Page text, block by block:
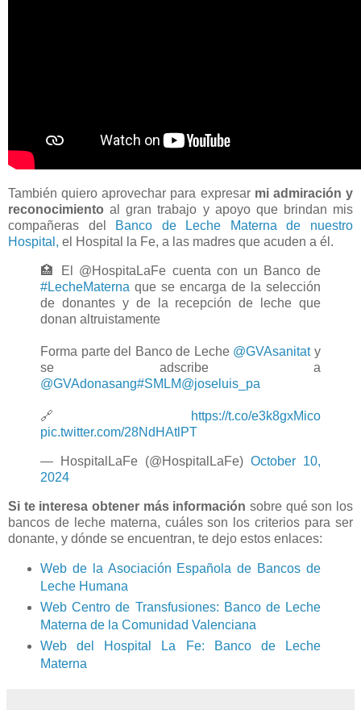
También quiero aprovechar para expresarmi admiración y
reconocimientoal gran trabajo y apoyo que brindan mis
compañeras del
Banco de Leche Materna de nuestro
Hospital, el Hospital la Fe, a las madres que acuden a él.
🏥 El @HospitaLaFe cuenta con un Banco de
#LecheMaterna que se encarga de la selección
de donantes y de la recepción de leche que
donan altruistamente
Forma parte del Banco de Leche @GVAsanitaty
se adscribe a
@GVAdonasang#SMLM@joseluis_pa
🔗
https://t.co/e3k8gxMico
pic.twitter.com/28NdHAtlPT
— HospitalLaFe (@HospitalLaFe) October 10,
2024
Si te interesa obtener más información sobre qué son los
bancos de leche materna, cuáles son los criterios para ser
donante, y dónde se encuentran, te dejo estos enlaces:
Web de la Asociación Española de Bancos de
Leche Humana
Web Centro de Transfusiones: Banco de Leche
Materna de la Comunidad Valenciana
Web del Hospital La Fe: Banco de Leche
Materna